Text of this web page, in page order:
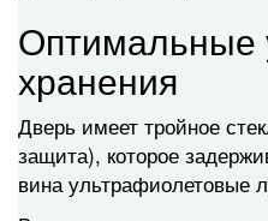
Оптимальные
хранения
Дверь имеет тройное
защита), которое
вина ультрафиолетовые